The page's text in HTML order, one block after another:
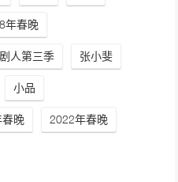
年春晚
人第三季 张小斐
小品
晚 2022年春晚